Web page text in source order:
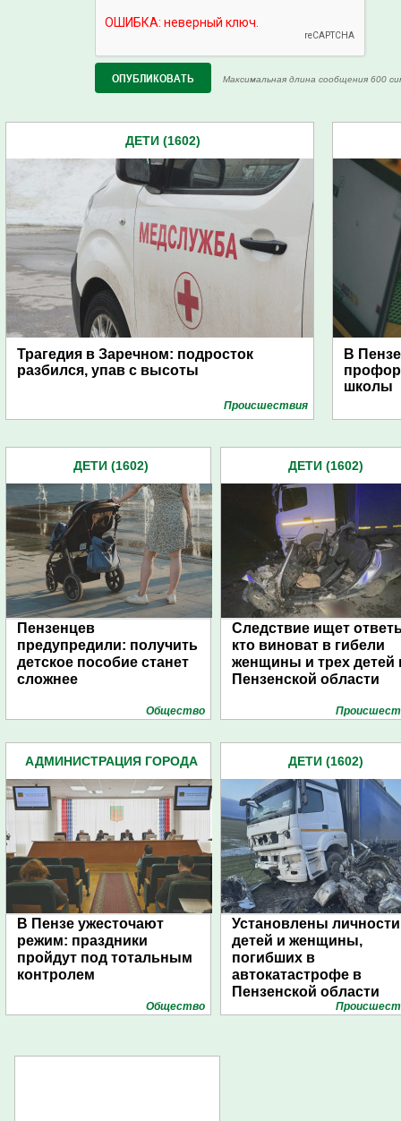
Максимальная длина сообщения 600
ДЕТИ (1602)
Трагедия в Заречном: подросток
разбился, упав с высоты
Проиcшествия
В
школы
ДЕТИ (1602)
Пензенцев
предупредили: получить
детское пособие станет
сложнее
Общество
ДЕТИ (1602)
Следствие ищет
кто виноват в гибели
женщины и трех детей
Пензенской области
АДМИНИСТРАЦИЯ ГОРОДА
В Пензе ужесточают
режим: праздники
пройдут под тотальным
контролем
Общество
ДЕТИ (1602)
Установлены личности
детей и женщины,
погибших в
автокатастрофе в
Пензенской области